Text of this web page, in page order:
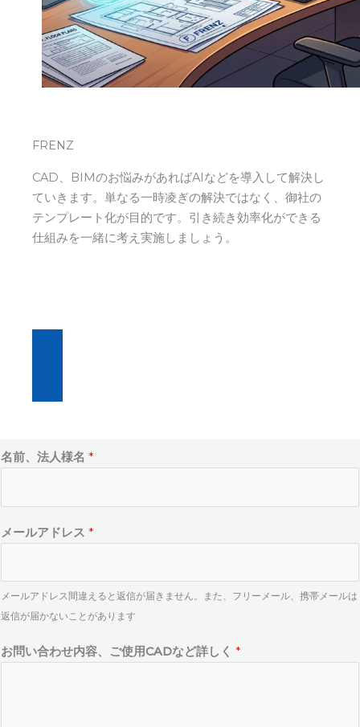
FRENZ
CAD、BIMのお悩みがあればAIなどを導入して解決し
ていきます。単なる一時凌ぎの解決ではなく、御社の
テンプレート化が目的です。引き続き効率化ができる
仕組みを一緒に考え実施しましょう。
メ
ー
ア
ド
名
、
名前、法人様名 *
メールアドレス *
メールアドレス間違えると返信が届きません。また、フリーメール、携帯メールは
返信が届かないことがあります
お問い合わせ内容、ご使用CADなど詳しく *